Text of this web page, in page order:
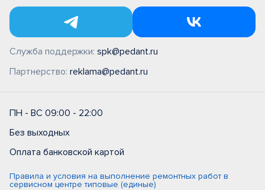
Служба поддержки: spk@pedant.ru
Партнерство: reklama@pedant.ru
ПН - ВС 09:00 - 22:00
Без выходных
Оплата банковской картой
Правила и условия на выполнение ремонтных работ в
сервисном центре типовые (единые)